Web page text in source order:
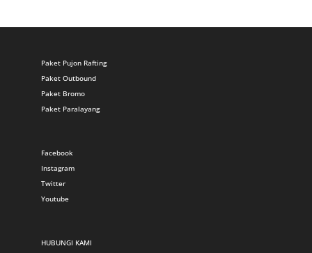
Paket Pujon Rafting
Paket Outbound
Paket Bromo
Paket Paralayang
Facebook
Instagram
Twitter
Youtube
HUBUNGI KAMI